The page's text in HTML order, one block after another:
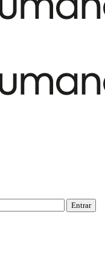
Entrar